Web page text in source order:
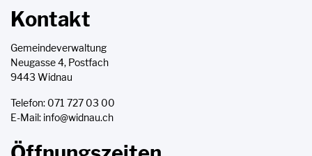
Kontakt
Gemeindeverwaltung
Neugasse 4, Postfach
9443 Widnau
Telefon: 071 727 03 00
E-Mail: info@widnau.ch